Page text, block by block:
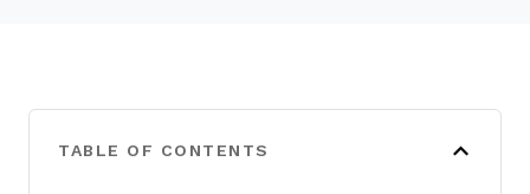
TABLE OF CONTENTS